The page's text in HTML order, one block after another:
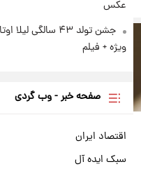
عکس
جشن تولد ۴۳ سالگی
ویژه + فیلم
صفحه خبر - وب گردی
اقتصاد ایران
سبک ایده آل